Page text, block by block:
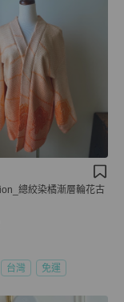
總絞染橘漸層輪花古
台灣 免運